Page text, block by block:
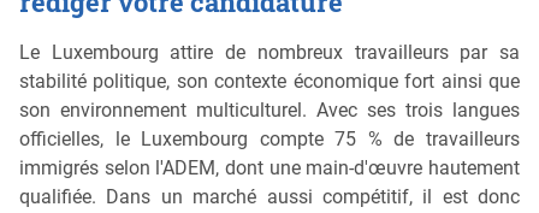
Le Luxembourg attire de nombreux travailleurs par sa
stabilité politique, son contexte économique fort ainsi que
son environnement multiculturel. Avec ses trois langues
officielles, le Luxembourg compte 75 % de travailleurs
immigrés selon l'ADEM, dont une main-d'œuvre hautement
qualifiée. Dans un marché aussi compétitif, il est donc